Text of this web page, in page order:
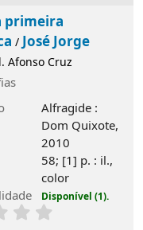
primeira
/José Jorge
Afonso Cruz
Alfragide :
Dom Quixote,
2010
58; [1] p. : il.,
color
Disponível (1).